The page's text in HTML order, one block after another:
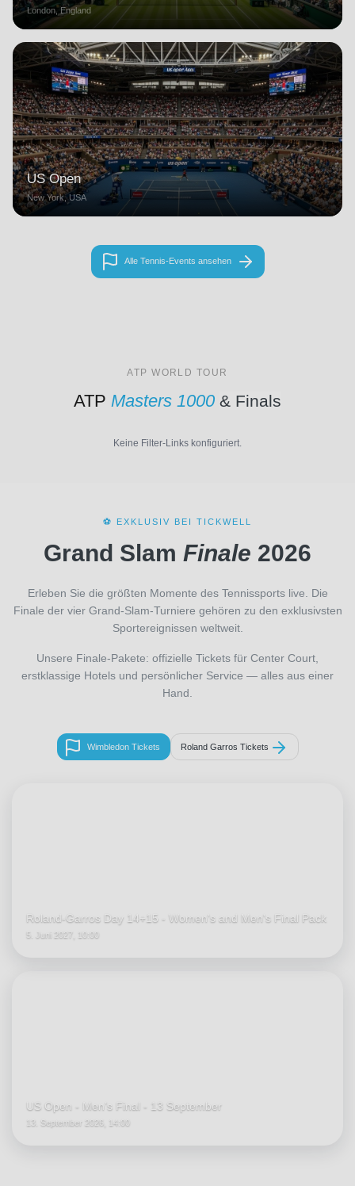
London, England
US Open
New York, USA
Alle Tennis-Events ansehen
ATP WORLD TOUR
ATP Masters 1000 & Finals
Keine Filter-Links konfiguriert.
⚽ EXKLUSIV BEI TICKWELL
Grand Slam Finale 2026
Erleben Sie die größten Momente des Tennissports live. Die
Finale der vier Grand-Slam-Turniere gehören zu den exklusivsten
Sportereignissen weltweit.
Unsere Finale-Pakete: offizielle Tickets für Center Court,
erstklassige Hotels und persönlicher Service — alles aus einer
Hand.
Wimbledon Tickets Roland Garros Tickets
Roland-Garros Day 14+15 - Women's and Men's Final Pack
5. Juni 2027, 10:00
US Open - Men’s Final - 13 September
13. September 2026, 14:00